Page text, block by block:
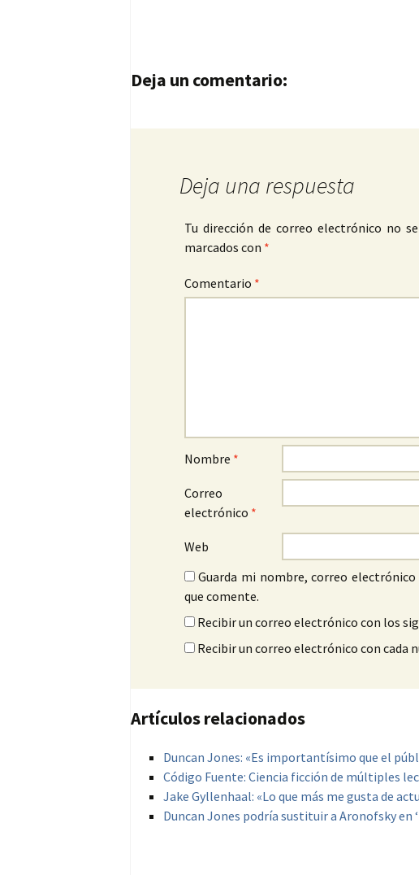
Navegación de entradas
Deja un comentario:
Deja una respuesta
Tu dirección de correo electrónico no
marcados con *
Comentario *
Nombre *
Correo
electrónico *
Web
Guarda mi nombre, correo
que comente.
Recibir un correo electrónico con los
Recibir un correo electrónico con cada
Artículos relacionados
Duncan Jones: «Es importantísimo que el
Código Fuente: Ciencia ficción de múltiples
Jake Gyllenhaal: «Lo que más me gusta de
Duncan Jones podría sustituir a Aronofsky en